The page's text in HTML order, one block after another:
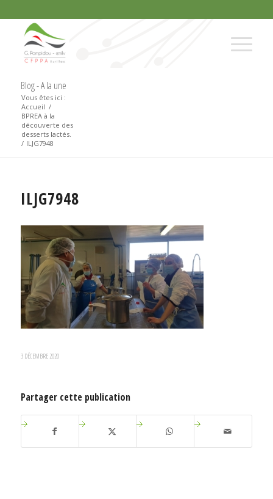
Blog - A la une
Vous êtes ici :
Accueil /
BPREA à la
découverte des
desserts lactés.
/ ILJG7948
ILJG7948
3 DÉCEMBRE 2020
Partager cette publication